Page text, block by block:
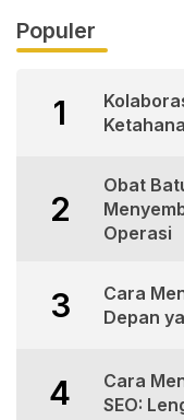
Populer
1
2
Obat
Operasi
3
Cara
Depan
4
Cara
SEO: